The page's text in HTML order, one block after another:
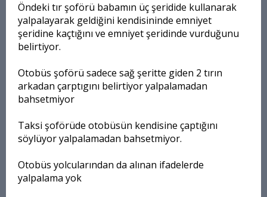
Öndeki tır şoförü babamın üç şeridide kullanarak
yalpalayarak geldiğini kendisininde emniyet
şeridine kaçtığını ve emniyet şeridinde vurduğunu
belirtiyor.
Otobüs şoförü sadece sağ şeritte giden 2 tırın
arkadan çarptıgını belirtiyor yalpalamadan
bahsetmiyor
Taksi şoförüde otobüsün kendisine çaptığını
söylüyor yalpalamadan bahsetmiyor.
Otobüs yolcularından da alınan ifadelerde
yalpalama yok